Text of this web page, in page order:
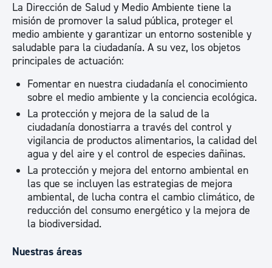
La Dirección de Salud y Medio Ambiente tiene la
misión de promover la salud pública, proteger el
medio ambiente y garantizar un entorno sostenible y
saludable para la ciudadanía. A su vez, los objetos
principales de actuación:
Fomentar en nuestra ciudadanía el conocimiento
sobre el medio ambiente y la conciencia ecológica.
La protección y mejora de la salud de la
ciudadanía donostiarra a través del control y
vigilancia de productos alimentarios, la calidad del
agua y del aire y el control de especies dañinas.
La protección y mejora del entorno ambiental en
las que se incluyen las estrategias de mejora
ambiental, de lucha contra el cambio climático, de
reducción del consumo energético y la mejora de
la biodiversidad.
Nuestras áreas